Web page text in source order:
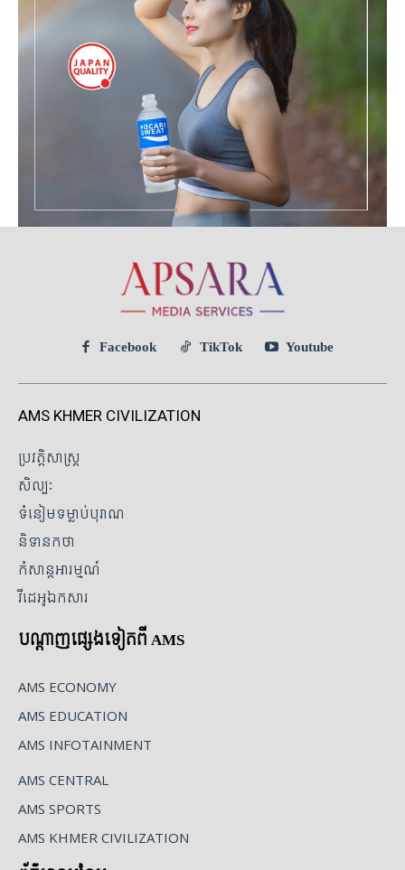
Facebook TikTok Youtube
AMS KHMER CIVILIZATION
ប្រវត្តិសាស្ត្រ
សិល្បៈ
ទំនៀមទម្លាប់បុរាណ
និទានកថា
កំសាន្តអារម្មណ៍
វីដេអូឯកសារ
បណ្ដាញផ្សេងទៀតពី AMS
AMS ECONOMY
AMS EDUCATION
AMS INFOTAINMENT
AMS CENTRAL
AMS SPORTS
AMS KHMER CIVILIZATION